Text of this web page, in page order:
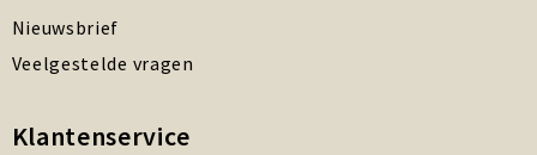
Nieuwsbrief
Veelgestelde vragen
Klantenservice